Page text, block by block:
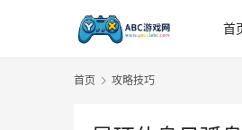
首
首页 攻略技巧